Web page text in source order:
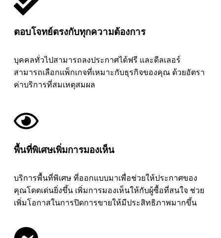
ตอบโจทย์ตรงกับทุกความต้องการ
บุคคลทั่วไปสามารถลงประกาศได้ฟรี และดีลเลอร์
สามารถเลือกแพ็กเกจที่เหมาะกับธุรกิจของคุณ ด้วยอัตรา
ค่าบริการที่สมเหตุสมผล
พื้นที่พิเศษเพิ่มการมองเห็น
บริการพื้นที่พิเศษ ที่ออกแบบมาเพื่อช่วยให้ประกาศของ
คุณโดดเด่นยิ่งขึ้น เพิ่มการมองเห็นให้กับผู้ซื้อที่สนใจ ช่วย
เพิ่มโอกาสในการปิดการขายให้มีประสิทธิภาพมากขึ้น